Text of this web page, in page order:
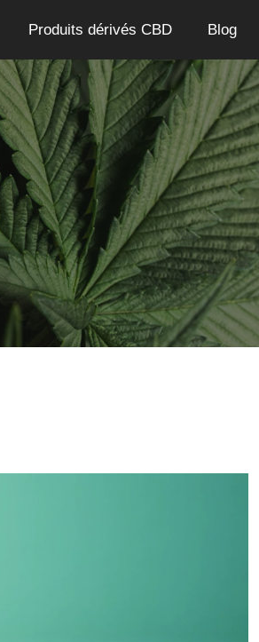
Produits dérivés CBD Blog